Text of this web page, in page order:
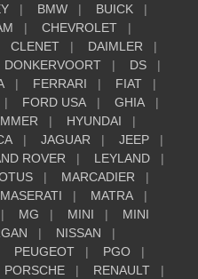
BMW
BUICK
CHEVROLET
CLENET
DAIMLER
DONKERVOORT
DS
FERRARI
FIAT
FORD USA
GHIA
HYUNDAI
JAGUAR
JEEP
ROVER
LEYLAND
MARCADIER
MASERATI
MATRA
MG MINI
MINI
NISSAN
PEUGEOT
PGO
PORSCHE RENAULT